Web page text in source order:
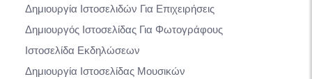
Δημιουργία Ιστοσελιδών Για Επιχειρήσεις
Δημιουργός Ιστοσελίδας Για Φωτογράφους
Ιστοσελίδα Εκδηλώσεων
Δημιουργία Ιστοσελίδας Μουσικών